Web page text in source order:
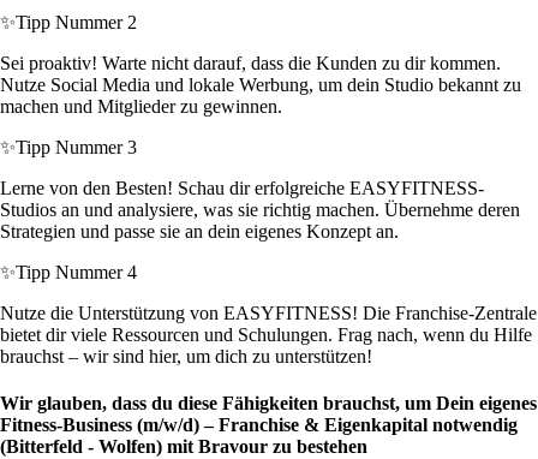
✨Tipp Nummer 2
Sei proaktiv! Warte nicht darauf, dass die Kunden zu dir kommen.
Nutze Social Media und lokale Werbung, um dein Studio bekannt zu
machen und Mitglieder zu gewinnen.
✨Tipp Nummer 3
Lerne von den Besten! Schau dir erfolgreiche EASYFITNESS-
Studios an und analysiere, was sie richtig machen. Übernehme deren
Strategien und passe sie an dein eigenes Konzept an.
✨Tipp Nummer 4
Nutze die Unterstützung von EASYFITNESS! Die Franchise-Zentrale
bietet dir viele Ressourcen und Schulungen. Frag nach, wenn du Hilfe
brauchst – wir sind hier, um dich zu unterstützen!
Wir glauben, dass du diese Fähigkeiten brauchst, um Dein eigenes
Fitness-Business (m/w/d) – Franchise & Eigenkapital notwendig
(Bitterfeld - Wolfen) mit Bravour zu bestehen